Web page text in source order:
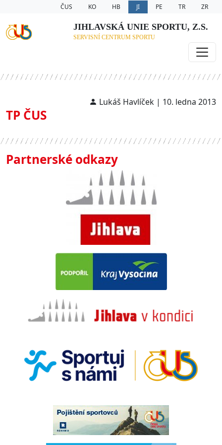
ČUS KO HB JI PE TR ZR
JIHLAVSKÁ UNIE SPORTU, Z.S.
SERVISNÍ CENTRUM SPORTU
Lukáš Havlíček | 10. ledna 2013
TP ČUS
Partnerské odkazy